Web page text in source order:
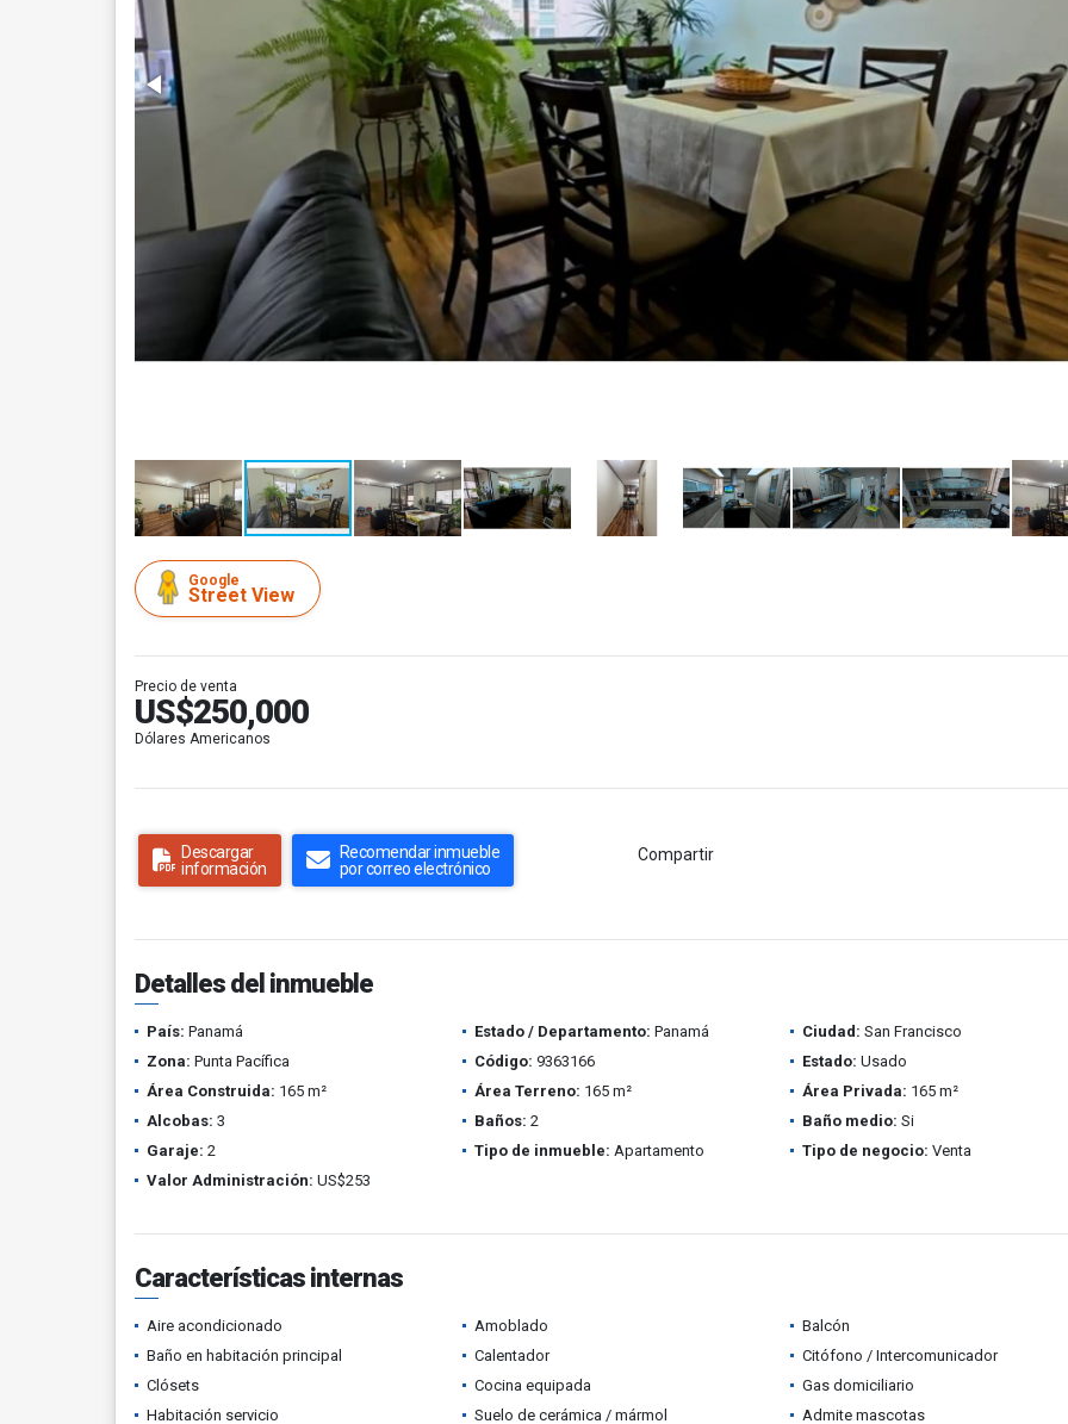
Google
Street View
Precio de venta
US$250,000
Dólares Americanos
Descargar
información
Recomendar inmueble
por correo electrónico
Compartir
Detalles del inmueble
País: Panamá Estado / Departamento: Panamá Ciudad: San Francisco
Zona: Punta Pacífica Código: 9363166 Estado: Usado
Área Construida: 165 m² Área Terreno: 165 m² Área Privada: 165 m²
Alcobas: 3 Baños: 2 Baño medio: Si
Garaje: 2 Tipo de inmueble: Apartamento Tipo de negocio: Venta
Valor Administración: US$253
Características internas
Aire acondicionado Amoblado
Balcón
Baño en habitación principal
Calentador
Citófono / Intercomunicador
Clósets
Cocina equipada
Gas domiciliario
Habitación servicio
Suelo de cerámica / mármol Admite mascotas